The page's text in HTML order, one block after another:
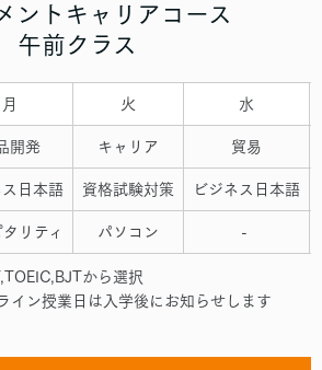
ントキャリアコース
午前クラス
月 火 水
開発 キャリア 貿易
ス日本語 資格試験対策 ビジネス日本語
リティ パソコン -
から選択
イン授業日は入学後にお知らせします